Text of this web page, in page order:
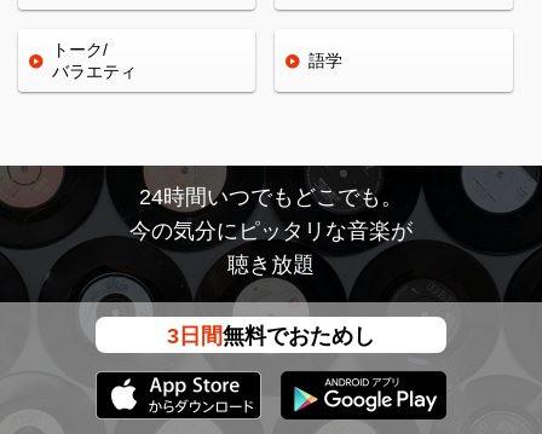
トーク/
バラエティ
語学
24時間いつでもどこでも。
今の気分にピッタリな音楽が
聴き放題
3日間無料でおためし